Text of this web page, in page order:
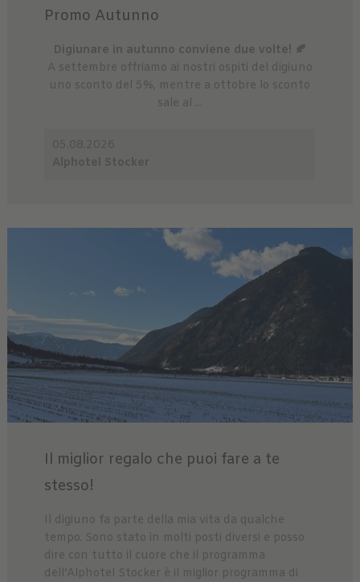
Promo Autunno
Digiunare in autunno conviene due volte! 🍂
A settembre offriamo ai nostri ospiti del digiuno
uno sconto del 5%, mentre a ottobre lo sconto
sale al ...
Il miglior regalo che puoi fare a te
stesso!
Il digiuno fa parte della mia vita da qualche
tempo. Sono stato in molti posti diversi e posso
dire con tutto il cuore che il programma
dell’Alphotel Stocker è il miglior programma di